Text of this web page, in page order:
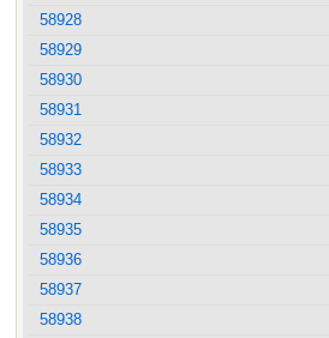
58928
58929
58930
58931
58932
58933
58934
58935
58936
58937
58938